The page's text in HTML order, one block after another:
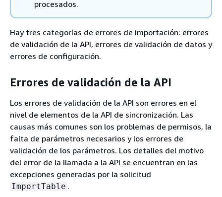
procesados.
Hay tres categorías de errores de importación: errores
de validación de la API, errores de validación de datos y
errores de configuración.
Errores de validación de la API
Los errores de validación de la API son errores en el
nivel de elementos de la API de sincronización. Las
causas más comunes son los problemas de permisos, la
falta de parámetros necesarios y los errores de
validación de los parámetros. Los detalles del motivo
del error de la llamada a la API se encuentran en las
excepciones generadas por la solicitud
ImportTable .